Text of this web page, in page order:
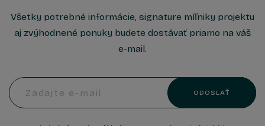
Všetky potrebné informácie, signature míľniky projektu
aj zvýhodnené ponuky budete dostávať priamo na váš
e-mail.
Zadajte e-mail ODOSLAŤ